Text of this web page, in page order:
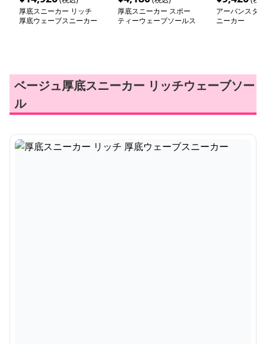
厚底スニーカー リッチ
厚底ウェーブスニーカー
厚底スニーカー スポー
ティーウェーブソールス
アーバンスタ
ニーカー
ベージュ厚底スニーカー リッチウェーブソー
ル